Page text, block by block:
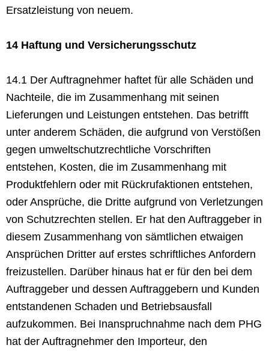
Ersatzleistung von neuem.
14 Haftung und Versicherungsschutz
14.1 Der Auftragnehmer haftet für alle Schäden und
Nachteile, die im Zusammenhang mit seinen
Lieferungen und Leistungen entstehen. Das betrifft
unter anderem Schäden, die aufgrund von Verstößen
gegen umweltschutzrechtliche Vorschriften
entstehen, Kosten, die im Zusammenhang mit
Produktfehlern oder mit Rückrufaktionen entstehen,
oder Ansprüche, die Dritte aufgrund von Verletzungen
von Schutzrechten stellen. Er hat den Auftraggeber in
diesem Zusammenhang von sämtlichen etwaigen
Ansprüchen Dritter auf erstes schriftliches Anfordern
freizustellen. Darüber hinaus hat er für den bei dem
Auftraggeber und dessen Auftraggebern und Kunden
entstandenen Schaden und Betriebsausfall
aufzukommen. Bei Inanspruchnahme nach dem PHG
hat der Auftragnehmer den Importeur, den